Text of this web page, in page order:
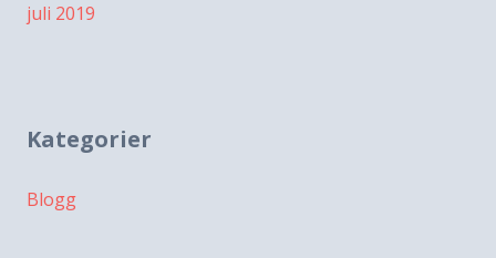
juli 2019
Kategorier
Blogg